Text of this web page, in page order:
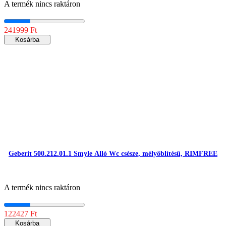
A termék nincs raktáron
241999 Ft
Kosárba
Geberit 500.212.01.1 Smyle Álló Wc csésze, mélyöblítésű, RIMFREE
A termék nincs raktáron
122427 Ft
Kosárba